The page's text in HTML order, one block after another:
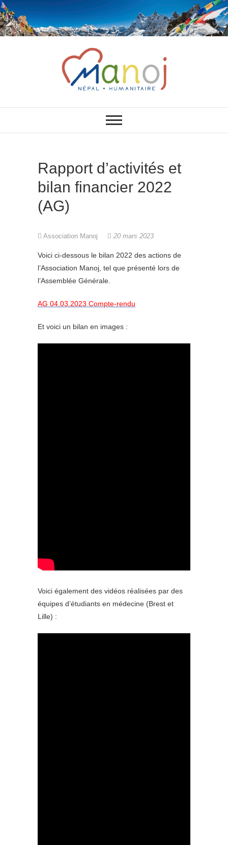
Association Manoj
Rapport d’activités et
bilan financier 2022
(AG)
Association Manoj 20 mars 2023
Voici ci-dessous le bilan 2022 des actions de
l’Association Manoj, tel que présenté lors de
l’Assemblée Générale.
AG 04.03.2023 Compte-rendu
Et voici un bilan en images :
Voici également des vidéos réalisées par des
équipes d’étudiants en médecine (Brest et
Lille) :